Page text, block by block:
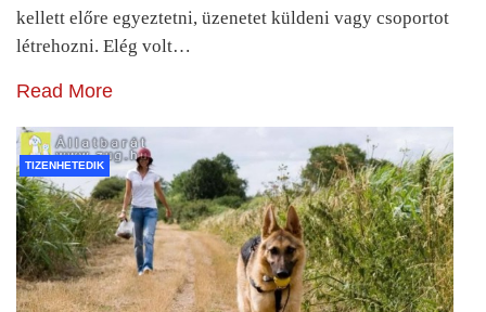
kellett előre egyeztetni, üzenetet küldeni vagy csoportot
létrehozni. Elég volt…
Read More
TIZENHETEDIK